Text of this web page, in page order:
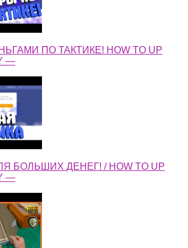
ПО ТАКТИКЕ! HOW TO UP
—
БОЛЬШИХ ДЕНЕГ! / HOW TO UP
—